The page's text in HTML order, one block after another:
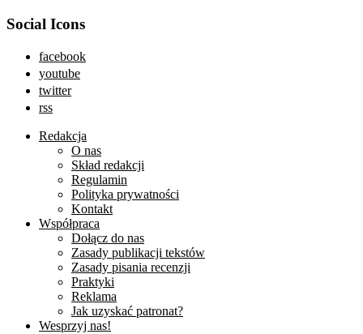
Social Icons
facebook
youtube
twitter
rss
Redakcja
O nas
Skład redakcji
Regulamin
Polityka prywatności
Kontakt
Współpraca
Dołącz do nas
Zasady publikacji tekstów
Zasady pisania recenzji
Praktyki
Reklama
Jak uzyskać patronat?
Wesprzyj nas!